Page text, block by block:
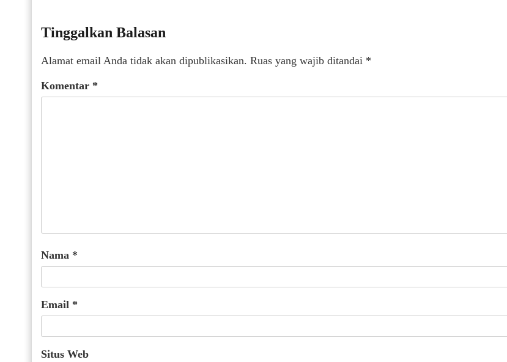
Tinggalkan Balasan
Alamat email Anda tidak akan dipublikasikan. Ruas yang wajib ditandai *
Komentar *
Nama *
Email *
Situs Web